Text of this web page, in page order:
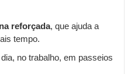
reforçada, que ajuda a
tempo.
no trabalho, em passeios